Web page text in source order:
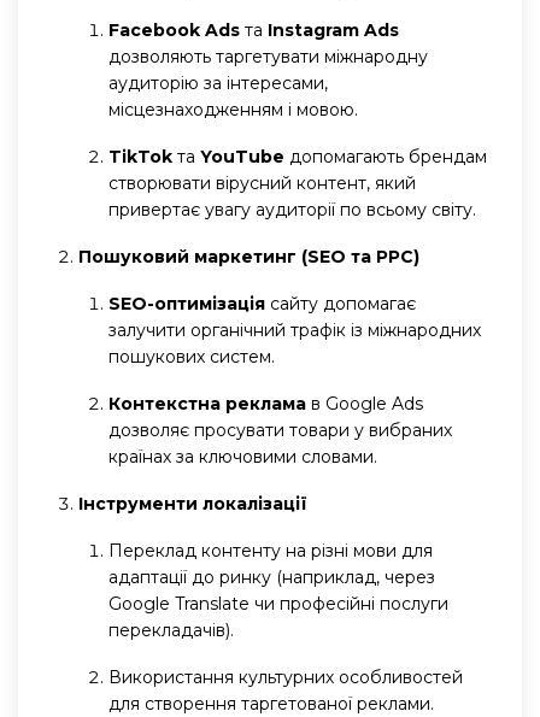
Facebook Ads та Instagram Ads
дозволяють таргетувати міжнародну
аудиторію за інтересами,
місцезнаходженням і мовою.
TikTok та YouTube допомагають брендам
створювати вірусний контент, який
привертає увагу аудиторії по всьому світу.
Пошуковий маркетинг (SEO та PPC)
SEO-оптимізація сайту допомагає
залучити органічний трафік із міжнародних
пошукових систем.
Контекстна реклама в Google Ads
дозволяє просувати товари у вибраних
країнах за ключовими словами.
Інструменти локалізації
Переклад контенту на різні мови для
адаптації до ринку (наприклад, через
Google Translate чи професійні послуги
перекладачів).
Використання культурних особливостей
для створення таргетованої реклами.